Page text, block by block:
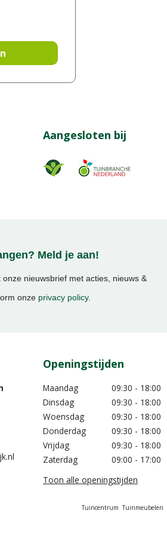
Aangesloten bij
Meld je aan!
nieuwsbrief met acties, nieuws &
onze privacy policy.
Openingstijden
Maandag
09:30 - 18:00
Dinsdag
09:30 - 18:00
Woensdag
09:30 - 18:00
Donderdag
09:30 - 18:00
Vrijdag
09:30 - 18:00
Zaterdag
09:00 - 17:00
Toon alle openingstijden
Tuincentrum Tuinmeubelen